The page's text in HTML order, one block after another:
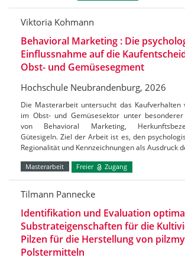
Viktoria Kohmann
Behavioral Marketing : Die
Einflussnahme auf die
Obst- und Gemüsesegment
Hochschule Neubrandenburg, 2026
Die Masterarbeit untersucht das Kaufverhalten
im Obst- und Gemüsesektor unter besonderer
von Behavioral Marketing,
Gütesigeln. Ziel der Arbeit ist es, den
Regionalität und Kennzeichnungen als Ausdruck
Masterarbeit Freier Zugang
Tilmann Pannecke
Identifikation und Evaluation
Substrateigenschaften für die
Pilzen für die Herstellung von
Polstermitteln